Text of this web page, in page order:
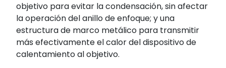
objetivo para evitar la condensación, sin afectar
la operación del anillo de enfoque; y una
estructura de marco metálico para transmitir
más efectivamente el calor del dispositivo de
calentamiento al objetivo.